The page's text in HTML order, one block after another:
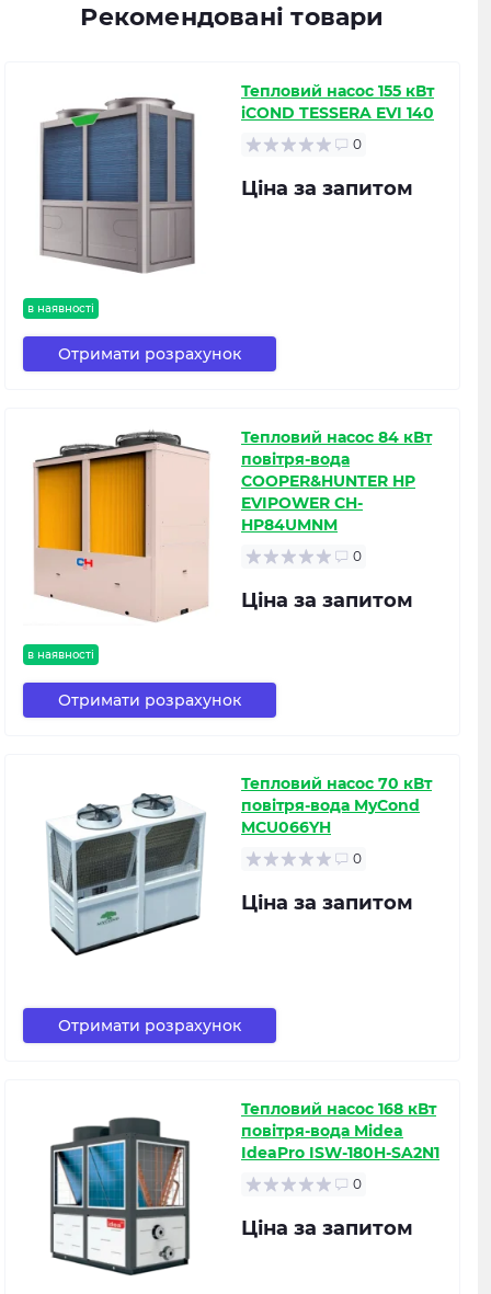
Рекомендовані товари
в наявності
Тепловий насос 155 кВт
iCOND TESSERA EVI 140
0
Ціна за запитом
Отримати розрахунок
в наявності
Тепловий насос 84 кВт
повітря-вода
COOPER&HUNTER HP
EVIPOWER CH-
HP84UMNM
0
Ціна за запитом
Отримати розрахунок
Тепловий насос 70 кВт
повітря-вода MyCond
MCU066YH
0
Ціна за запитом
Отримати розрахунок
Тепловий насос 168 кВт
повітря-вода Midea
IdeaPro ISW-180H-SA2N1
0
Ціна за запитом